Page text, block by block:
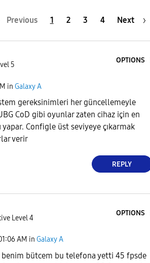
Previous 1 2 3 4 Next
5
OPTIONS
in Galaxy A
gereksinimleri her güncellemeyle
CoD gibi oyunlar zaten cihaz için en
yapar. Configle üst seviyeye çıkarmak
verir
REPLY
Level 4
OPTIONS
AM in Galaxy A
benim bütcem bu telefona yetti 45 fpsde